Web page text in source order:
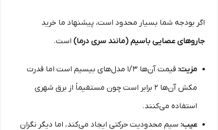
اگر بودجه شما بسیار محدود است، پیشنهاد ما خرید
جاروهای عصایی باسیم (مانند سری درما) است.
مزیت:
قیمت آن‌ها ۱/۳ مدل‌های بیسیم است اما قدرت
مکش آن‌ها ۲ برابر است چون مستقیماً از برق شهری
استفاده می‌کنند.
عیب: سیم محدودیت حرکتی ایجاد می‌کند، اما دیگر نگران